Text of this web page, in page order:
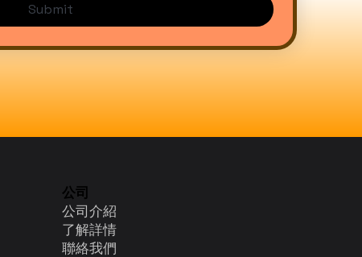
Submit
公司
公司介紹
了解詳情
聯絡我們